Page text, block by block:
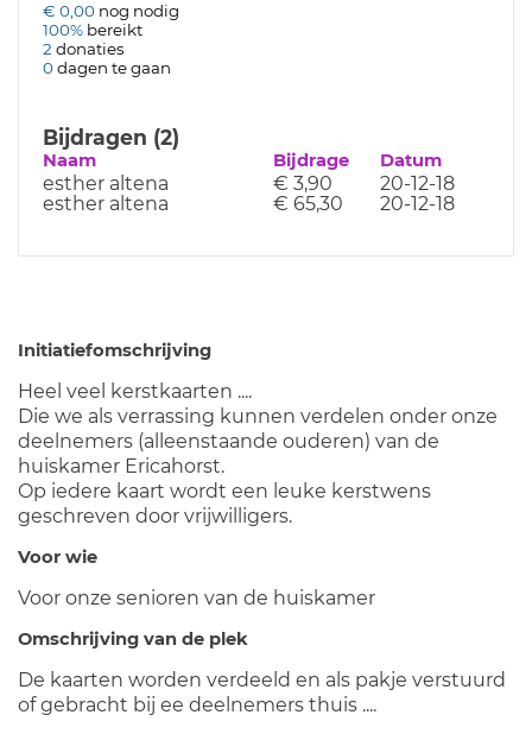
€ 0,00 nog nodig
100% bereikt
2 donaties
0dagen te gaan
Bijdragen (2)
Naam Bijdrage Datum
esther altena € 3,90
20-12-18
esther altena
€ 65,30 20-12-18
Initiatiefomschrijving
Heel veel kerstkaarten ....
Die we als verrassing kunnen verdelen onder onze
deelnemers (alleenstaande ouderen) van de
huiskamer Ericahorst.
Op iedere kaart wordt een leuke kerstwens
geschreven door vrijwilligers.
Voor wie
Voor onze senioren van de huiskamer
Omschrijving van de plek
De kaarten worden verdeeld en als pakje verstuurd
of gebracht bij ee deelnemers thuis ....